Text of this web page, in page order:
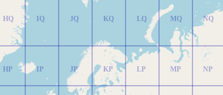
HP
HQ
IP
IQ
JP
JQ
KP
KQ
LP
LQ
MP
MQ
NP
NQ